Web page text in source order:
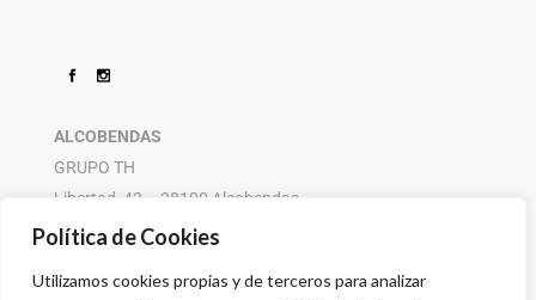
Política de Cookies
Utilizamos cookies propias y de terceros para analizar
ALCOBENDAS
GRUPO TH
Libertad, 42 – 28100 Alcobendas
916 614 580 – 608 505 532